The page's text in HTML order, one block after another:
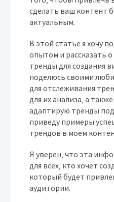
сделать ваш контент
актуальным.
В этой статье я хочу
опытом и рассказать о
тренды для создания
поделюсь своими
для отслеживания
для их анализа‚ а
адаптирую тренды
приведу примеры
трендов в моем
Я уверен‚ что эта
для всех‚ кто хочет
который будет
аудитории.